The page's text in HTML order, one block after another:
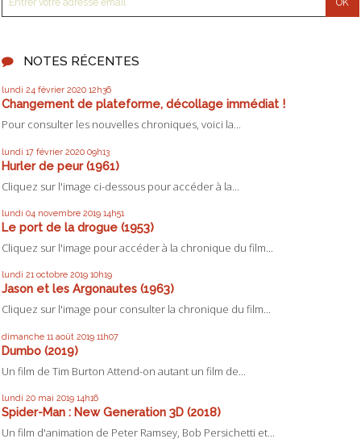
NOTES RÉCENTES
lundi 24 février 2020 12h36
Changement de plateforme, décollage immédiat !
Pour consulter les nouvelles chroniques, voici la...
lundi 17 février 2020 09h13
Hurler de peur (1961)
Cliquez sur l'image ci-dessous pour accéder à la...
lundi 04 novembre 2019 14h51
Le port de la drogue (1953)
Cliquez sur l'image pour accéder à la chronique du film...
lundi 21 octobre 2019 10h19
Jason et les Argonautes (1963)
Cliquez sur l'image pour consulter la chronique du film...
dimanche 11 août 2019 11h07
Dumbo (2019)
Un film de Tim Burton Attend-on autant un film de...
lundi 20 mai 2019 14h16
Spider-Man : New Generation 3D (2018)
Un film d'animation de Peter Ramsey, Bob Persichetti et...